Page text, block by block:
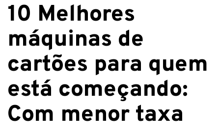
10 Melhores
máquinas de
cartões para quem
está começando:
Com menor taxa